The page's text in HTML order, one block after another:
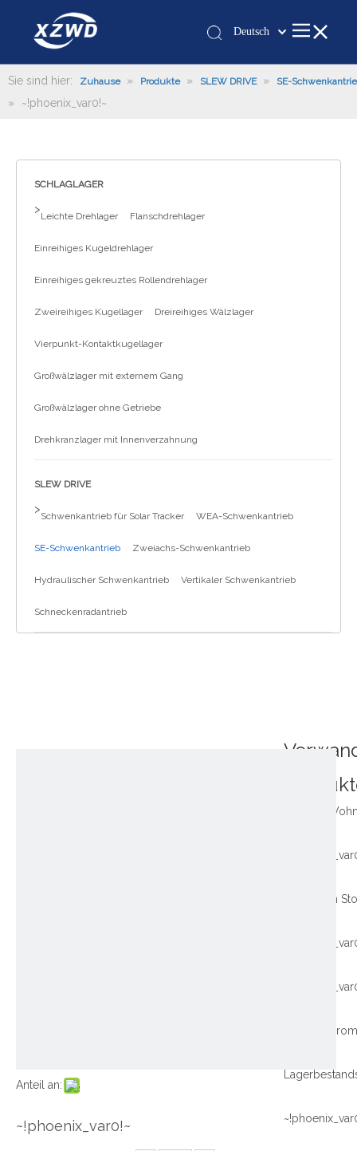
Deutsch
românesc
العربية
Sie sind hier: Zuhause » Produkte » SLEW DRIVE » SE-
» ~!phoenix_var0!~
SCHLAGLAGER
>
Leichte Drehlager Flanschdrehlager
Einreihiges Kugeldrehlager
Einreihiges gekreuztes Rollendrehlager
Zweireihiges Kugellager Dreireihiges Wälzlager
Vierpunkt-Kontaktkugellager
Großwälzlager mit externem Gang
Großwälzlager ohne Getriebe
Drehkranzlager mit Innenverzahnung
SLEW DRIVE
>
Schwenkantrieb für Solar Tracker WEA-Schwenkantrieb
SE-Schwenkantrieb Zweiachs-Schwenkantrieb
Hydraulischer Schwenkantrieb Vertikaler Schwenkantrieb
Schneckenradantrieb
Anteil an:
~!phoenix_var0!~